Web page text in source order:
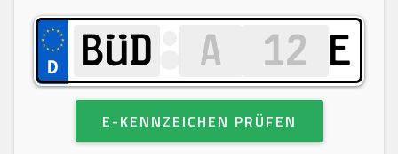
E
E-KENNZEICHEN PRÜFEN